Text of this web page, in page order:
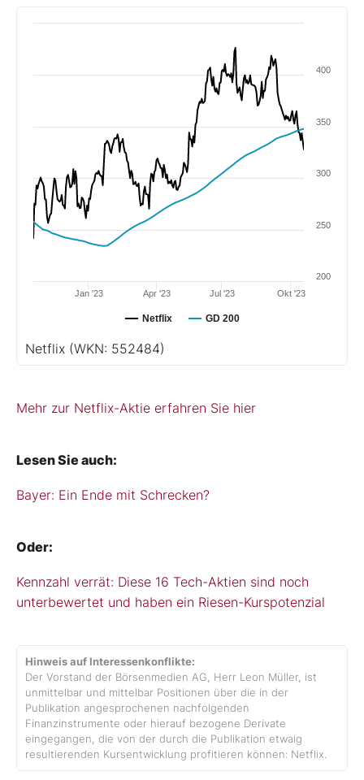
Netflix GD 200
Jan '23 Apr '23 Jul '23 Okt '23
200
250
300
350
400
Netflix (WKN: 552484)
Mehr zur Netflix-Aktie erfahren Sie hier
Lesen Sie auch:
Bayer: Ein Ende mit Schrecken?
Oder:
Kennzahl verrät: Diese 16 Tech-Aktien sind noch
unterbewertet und haben ein Riesen-Kurspotenzial
Hinweis auf Interessenkonflikte:
Der Vorstand der Börsenmedien AG, Herr Leon Müller, ist
unmittelbar und mittelbar Positionen über die in der
Publikation angesprochenen nachfolgenden
Finanzinstrumente oder hierauf bezogene Derivate
eingegangen, die von der durch die Publikation etwaig
resultierenden Kursentwicklung profitieren können: Netflix.